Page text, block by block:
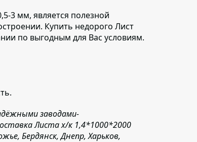
3 мм, является полезной
Купить недорого Лист
по выгодным для Вас условиям.
заводами-
Листа х/к 1,4*1000*2000
Бердянск, Днепр, Харьков,